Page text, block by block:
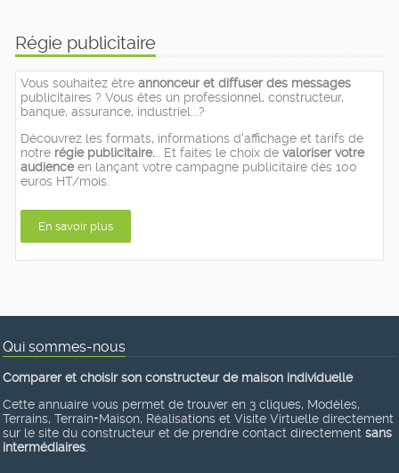
Régie publicitaire
Vous souhaitez être annonceur et diffuser des messages
publicitaires ? Vous êtes un professionnel, constructeur,
banque, assurance, industriel...?
Découvrez les formats, informations d'affichage et tarifs de
notre régie publicitaire. .. Et faites le choix de valoriser votre
audienceen lançant votre campagne publicitaire dès 100
euros HT/mois.
En savoir plus
Qui sommes-nous
Comparer et choisir son constructeur de maison individuelle
Cette annuaire vous permet de trouver en 3 cliques, Modèles,
Terrains, Terrain+Maison, Réalisations et Visite Virtuelle directement
sur le site du constructeur et de prendre contact directement sans
intermédiaires